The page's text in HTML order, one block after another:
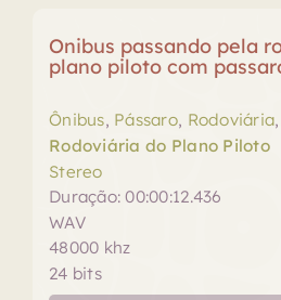
Onibus passando pela
plano piloto com
Ônibus, Pássaro, Rodoviária,
Rodoviária do Plano Piloto
Stereo
Duração: 00:00:12.436
WAV
48000 khz
24 bits